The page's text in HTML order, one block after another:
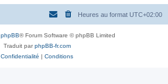
e
Heures au format UTC+02:00
phpBB® Forum Software © phpBB Limited
Traduit parphpBB-fr.com
Confidentialité | Conditions